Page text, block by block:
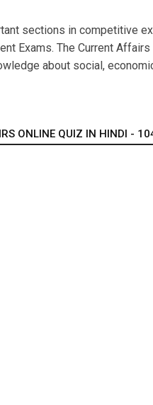
sections in competitive
Exams. The Current
about social,
ONLINE QUIZ IN HINDI -